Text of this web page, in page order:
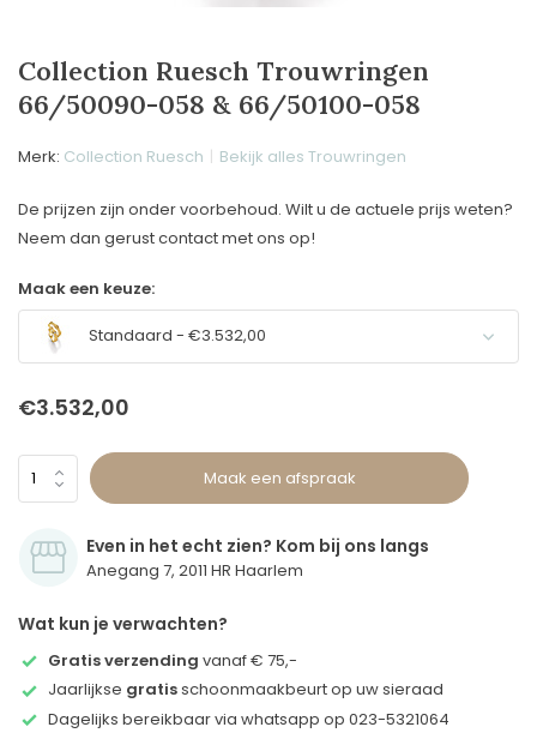
Collection Ruesch Trouwringen
66/50090-058 & 66/50100-058
Merk: Collection Ruesch Bekijk alles Trouwringen
De prijzen zijn onder voorbehoud. Wilt u de actuele prijs weten?
Neem dan gerust contact met ons op!
Maak een keuze:
Standaard - €3.532,00
€3.532,00
Maak een afspraak
Even in het echt zien? Kom bij ons langs
Anegang 7, 2011 HR Haarlem
Wat kun je verwachten?
Gratis verzending vanaf € 75,-
Jaarlijkse gratisschoonmaakbeurt op uw sieraad
Dagelijks bereikbaar via whatsapp op 023-5321064